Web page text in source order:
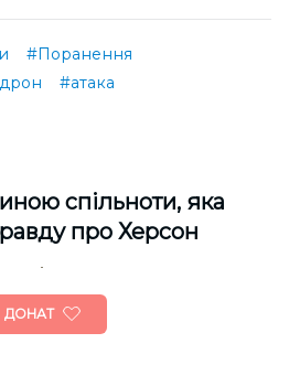
#Поранення
#атака
спільноти, яка
про Херсон
ДОНАТ